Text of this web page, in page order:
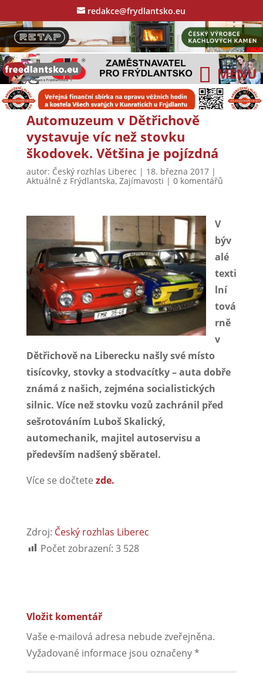
redakce@frydlantsko.eu
Automuzeum v Dětřichově
vystavuje víc než stovku
škodovek. Většina je pojízdná
autor: Český rozhlas Liberec | 18. března 2017|
Aktuálně z Frýdlantska, Zajímavosti | 0 komentářů
V
býv
alé
texti
lní
tová
rně
v
Dětřichově na Liberecku našly své místo
tisícovky, stovky a stodvacítky – auta dobře
známá z našich, zejména socialistických
silnic. Více než stovku vozů zachránil před
sešrotováním Luboš Skalický,
automechanik, majitel autoservisu a
především nadšený sběratel.
Více se dočtete zde.
Zdroj: Český rozhlas Liberec
Počet zobrazení: 3 528
Vložit komentář
Vaše e-mailová adresa nebude zveřejněna.
Vyžadované informace jsou označeny*